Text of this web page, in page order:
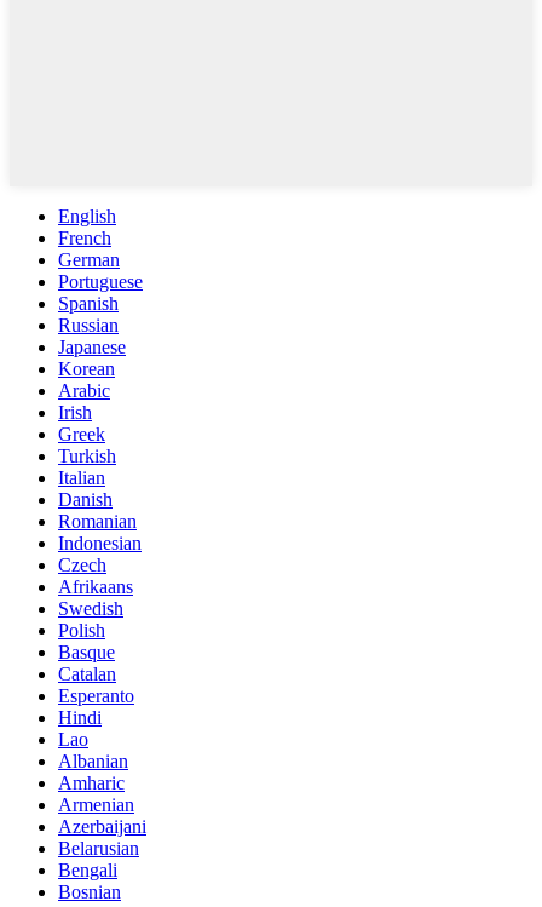
English
French
German
Portuguese
Spanish
Russian
Japanese
Korean
Arabic
Irish
Greek
Turkish
Italian
Danish
Romanian
Indonesian
Czech
Afrikaans
Swedish
Polish
Basque
Catalan
Esperanto
Hindi
Lao
Albanian
Amharic
Armenian
Azerbaijani
Belarusian
Bengali
Bosnian